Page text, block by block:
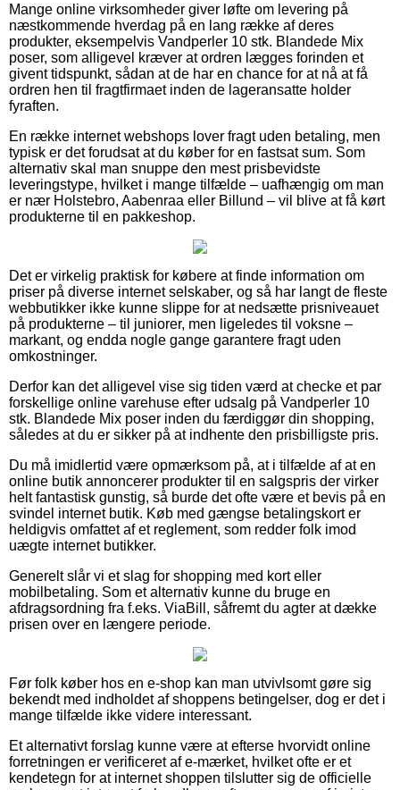
Mange online virksomheder giver løfte om levering på
næstkommende hverdag på en lang række af deres
produkter, eksempelvis Vandperler 10 stk. Blandede Mix
poser, som alligevel kræver at ordren lægges forinden et
givent tidspunkt, sådan at de har en chance for at nå at få
ordren hen til fragtfirmaet inden de lageransatte holder
fyraften.
En række internet webshops lover fragt uden betaling, men
typisk er det forudsat at du køber for en fastsat sum. Som
alternativ skal man snuppe den mest prisbevidste
leveringstype, hvilket i mange tilfælde – uafhængig om man
er nær Holstebro, Aabenraa eller Billund – vil blive at få kørt
produkterne til en pakkeshop.
Det er virkelig praktisk for købere at finde information om
priser på diverse internet selskaber, og så har langt de fleste
webbutikker ikke kunne slippe for at nedsætte prisniveauet
på produkterne – til juniorer, men ligeledes til voksne –
markant, og endda nogle gange garantere fragt uden
omkostninger.
Derfor kan det alligevel vise sig tiden værd at checke et par
forskellige online varehuse efter udsalg på Vandperler 10
stk. Blandede Mix poser inden du færdiggør din shopping,
således at du er sikker på at indhente den prisbilligste pris.
Du må imidlertid være opmærksom på, at i tilfælde af at en
online butik annoncerer produkter til en salgspris der virker
helt fantastisk gunstig, så burde det ofte være et bevis på en
svindel internet butik. Køb med gængse betalingskort er
heldigvis omfattet af et reglement, som redder folk imod
uægte internet butikker.
Generelt slår vi et slag for shopping med kort eller
mobilbetaling. Som et alternativ kunne du bruge en
afdragsordning fra f.eks. ViaBill, såfremt du agter at dække
prisen over en længere periode.
Før folk køber hos en e-shop kan man utvivlsomt gøre sig
bekendt med indholdet af shoppens betingelser, dog er det i
mange tilfælde ikke videre interessant.
Et alternativt forslag kunne være at efterse hvorvidt online
forretningen er verificeret af e-mærket, hvilket ofte er et
kendetegn for at internet shoppen tilslutter sig de officielle